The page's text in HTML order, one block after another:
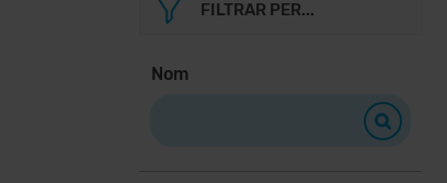
FILTRAR PER...
Nom